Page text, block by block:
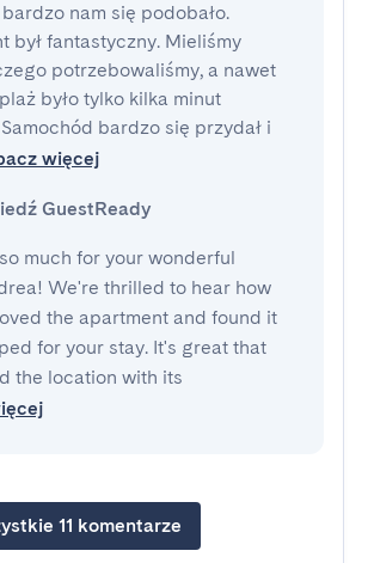
nam się podobało.
był fantastyczny. Mieliśmy
potrzebowaliśmy, a nawet
było tylko kilka minut
bardzo się przydał i
więcej
GuestReady
much for your wonderful
We're thrilled to hear how
the apartment and found it
for your stay. It's great that
the location with its
11 komentarze